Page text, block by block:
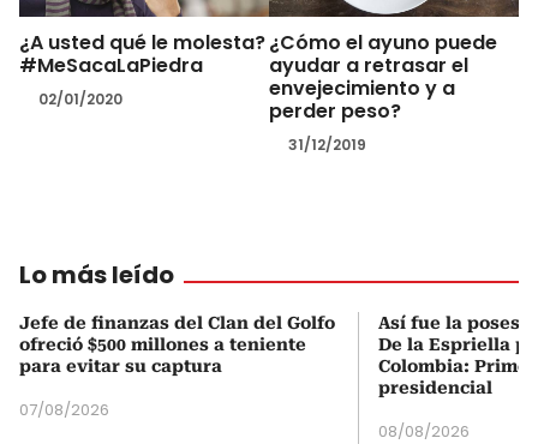
¿A usted qué le molesta?
#MeSacaLaPiedra
02/01/2020
¿Cómo el ayuno puede
ayudar a retrasar el
envejecimiento y a
perder peso?
31/12/2019
Lo más leído
Jefe de finanzas del Clan del Golfo
ofreció $500 millones a teniente
para evitar su captura
07/08/2026
Así fue la
De la Espriella
Colombia:
presidencial
08/08/2026